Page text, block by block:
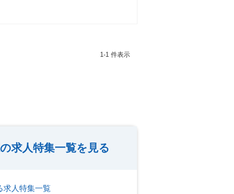
1-1 件表示
求人特集一覧を見る
求人特集一覧